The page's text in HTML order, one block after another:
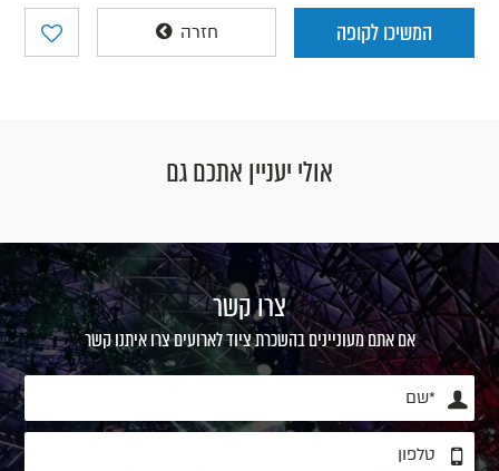
המשיכו לקופה חזרה
אולי יעניין אתכם גם
צרו קשר
אם אתם מעוניינים בהשכרת ציוד לארועים צרו איתנו קשר